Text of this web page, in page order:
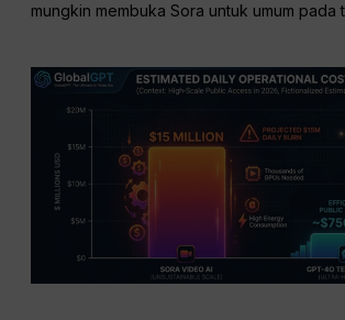
mungkin membuka Sora untuk umum pada